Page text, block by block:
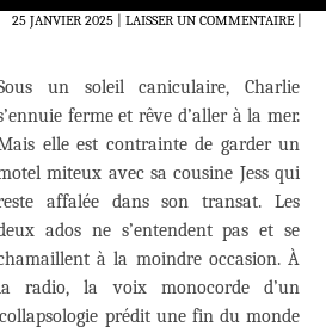
25 JANVIER 2025 LAISSER UN COMMENTAIRE|
un soleil caniculaire, Charlie
ferme et rêve d’aller à la mer.
elle est contrainte de garder un
miteux avec sa cousine Jess qui
affalée dans son transat. Les
ados ne s’entendent pas et se
à la moindre occasion. À
radio, la voix monocorde d’un
prédit une fin du monde